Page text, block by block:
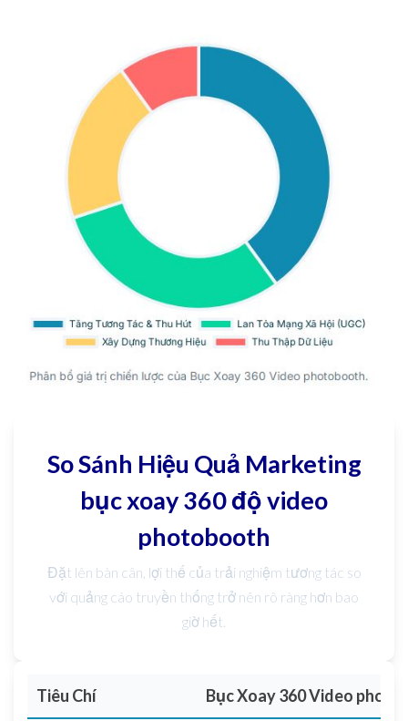
So Sánh Hiệu Quả Marketing
bục xoay 360 độ video
photobooth
Đặt lên bàn cân, lợi thế của trải nghiệm tương tác so
với quảng cáo truyền thống trở nên rõ ràng hơn bao
giờ hết.
Tiêu Chí Bục Xoay 360 Video